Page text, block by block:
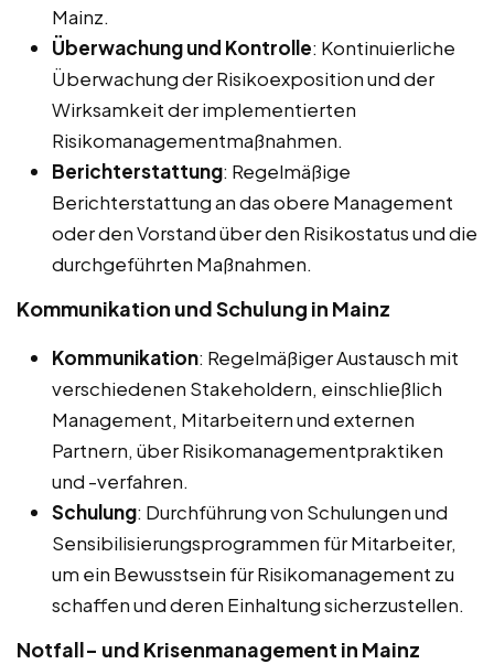
Mainz.
Überwachung und Kontrolle: Kontinuierliche
Überwachung der Risikoexposition und der
Wirksamkeit der implementierten
Risikomanagementmaßnahmen.
Berichterstattung: Regelmäßige
Berichterstattung an das obere Management
oder den Vorstand über den Risikostatus und die
durchgeführten Maßnahmen.
Kommunikation und Schulung in Mainz
Kommunikation: Regelmäßiger Austausch mit
verschiedenen Stakeholdern, einschließlich
Management, Mitarbeitern und externen
Partnern, über Risikomanagementpraktiken
und -verfahren.
Schulung: Durchführung von Schulungen und
Sensibilisierungsprogrammen für Mitarbeiter,
um ein Bewusstsein für Risikomanagement zu
schaffen und deren Einhaltung sicherzustellen.
Notfall- und Krisenmanagement in Mainz